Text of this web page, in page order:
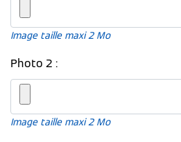
Image taille maxi 2 Mo
Photo 2 :
Image taille maxi 2 Mo